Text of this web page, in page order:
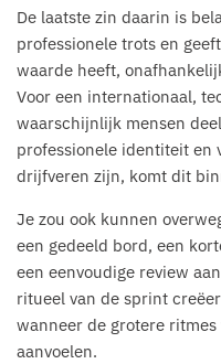
De laatste zin daarin is
professionele trots en
waarde heeft,
Voor een internationaal,
waarschijnlijk mensen
professionele identiteit en
drijfveren zijn, komt dit
Je zou ook kunnen
een gedeeld bord, een
een eenvoudige review
ritueel van de sprint
wanneer de grotere
aanvoelen.